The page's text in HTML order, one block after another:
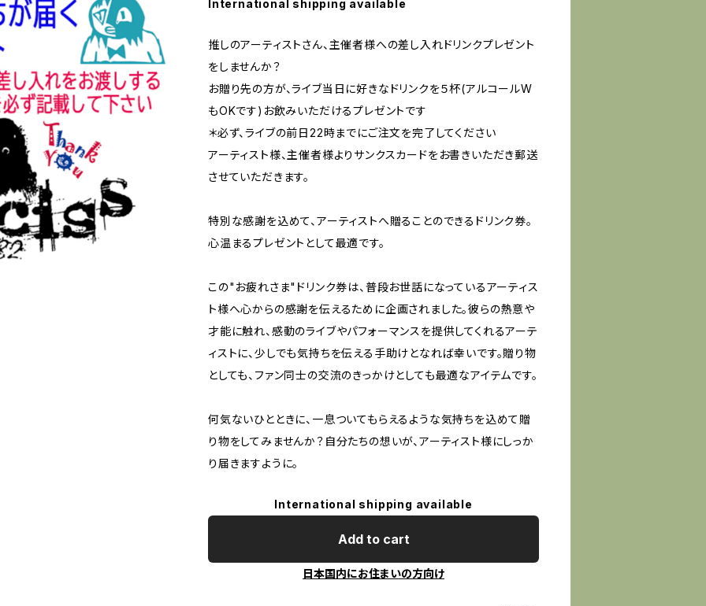
International shipping available
推しのアーティストさん、主催者様への差し入れドリンクプレゼント
をしませんか？
お贈り先の方が、ライブ当日に好きなドリンクを５杯(アルコールW
もOKです)お飲みいただけるプレゼントです
＊必ず、ライブの前日22時までにご注文を完了してください
アーティスト様、主催者様よりサンクスカードをお書きいただき郵送
させていただきます。
特別な感謝を込めて、アーティストへ贈ることのできるドリンク券。
心温まるプレゼントとして最適です。
この"お疲れさま"ドリンク券は、普段お世話になっているアーティス
ト様へ心からの感謝を伝えるために企画されました。彼らの熱意や
才能に触れ、感動のライブやパフォーマンスを提供してくれるアーテ
ィストに、少しでも気持ちを伝える手助けとなれば幸いです。贈り物
としても、ファン同士の交流のきっかけとしても最適なアイテムです。
何気ないひとときに、一息ついてもらえるような気持ちを込めて贈
り物をしてみませんか？自分たちの想いが、アーティスト様にしっか
り届きますように。
International shipping available
Add to cart
日本国内にお住まいの方向け